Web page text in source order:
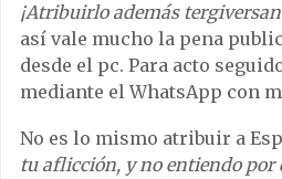
¡Atribuirlo además
así vale mucho la pena
desde el pc. Para acto
mediante el WhatsApp con
No es lo mismo atribuir a
tu aflicción, y no entiendo por